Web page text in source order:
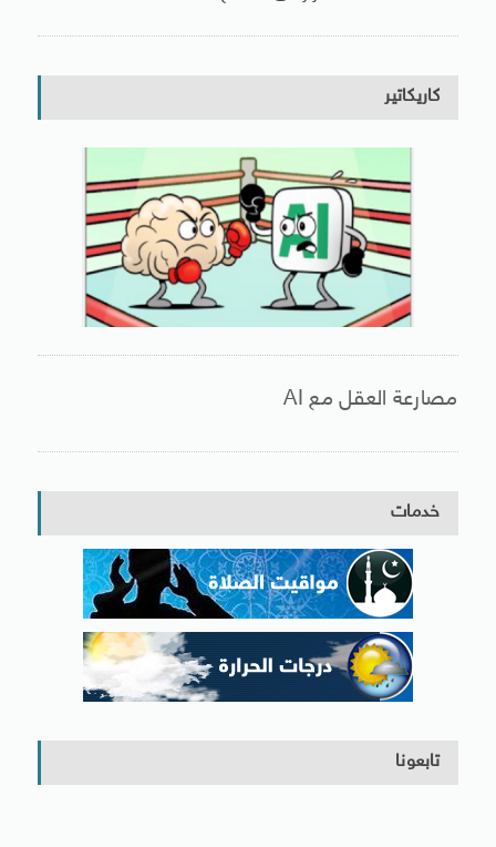
كاريكاتير
مصارعة العقل مع AI
خدمات
تابعونا